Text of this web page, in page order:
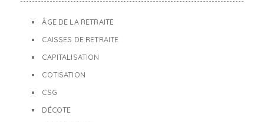
ÂGE DE LA RETRAITE
CAISSES DE RETRAITE
CAPITALISATION
COTISATION
CSG
DÉCOTE